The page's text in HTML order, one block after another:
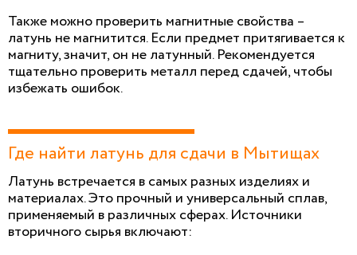
Также можно проверить магнитные свойства –
латунь не магнитится. Если предмет притягивается к
магниту, значит, он не латунный. Рекомендуется
тщательно проверить металл перед сдачей, чтобы
избежать ошибок.
Где найти латунь для сдачи в Мытищах
Латунь встречается в самых разных изделиях и
материалах. Это прочный и универсальный сплав,
применяемый в различных сферах. Источники
вторичного сырья включают: